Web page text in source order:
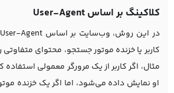
کلاکینگ بر اساس User-Agent
کاربر یا خزنده موتور جستجو، محتوای
مثال، اگر کاربر از یک مرورگر معمولی
او نمایش داده می‌شود، اما اگر یک خزنده